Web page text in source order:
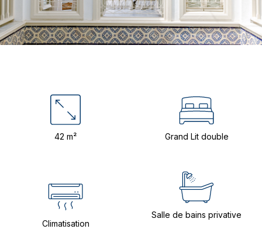
42 m² Grand Lit double
Climatisation
Salle de bains privative